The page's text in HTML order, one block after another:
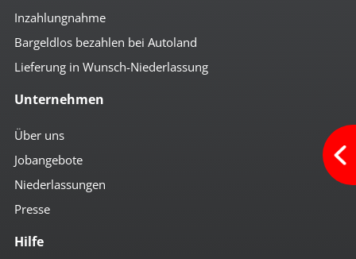
Inzahlungnahme
Bargeldlos bezahlen bei Autoland
Lieferung in Wunsch-Niederlassung
Unternehmen
Über uns
Jobangebote
Niederlassungen
Presse
Hilfe